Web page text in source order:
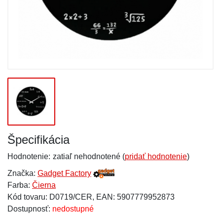
Špecifikácia
Hodnotenie: zatiaľ nehodnotené (pridať hodnotenie)
Značka: Gadget Factory
Farba: Čierna
Kód tovaru: D0719/CER, EAN: 5907779952873
Dostupnosť: nedostupné